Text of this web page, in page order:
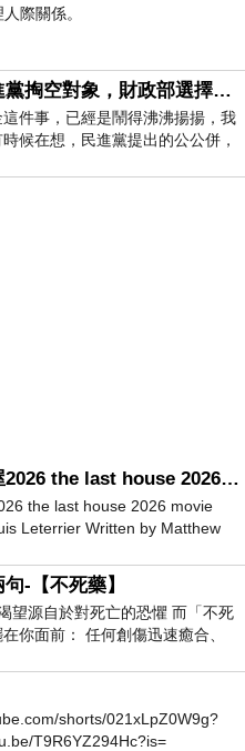
際關係。
國票成為民進黨掏空對象，財政部選擇性失憶
件事，已經是鬧得沸沸揚揚，我
候在想，民進黨提出的公公併，
通黨庫，鬧出最大的醜
電影最後孤屋2026 the last house 2026 movie
the last house 2026 movie
Leterrier Written by Matthew
Greta Lee Wa
-【不死藥】
望源自於對死亡的恐懼 而「不死
你面前： 任何創傷迅速癒合、
失…堪
shorts/021xLpZ0W9g?
T9R6YZ294Hc?is=